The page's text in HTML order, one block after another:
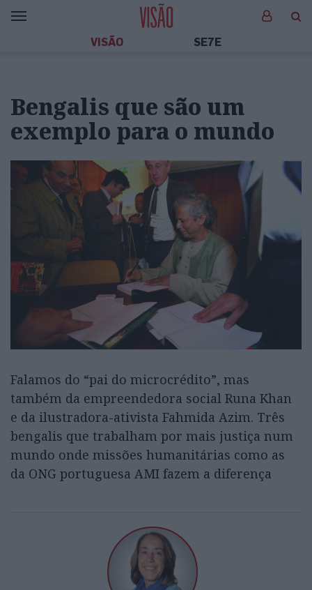
VISÃO SE7E
Bengalis que são um
exemplo para o mundo
Falamos do “pai do microcrédito”, mas
também da empreendedora social Runa Khan
e da ilustradora-ativista Fahmida Azim. Três
bengalis que trabalham por mais justiça num
mundo onde missões humanitárias como as
da ONG portuguesa AMI fazem a diferença